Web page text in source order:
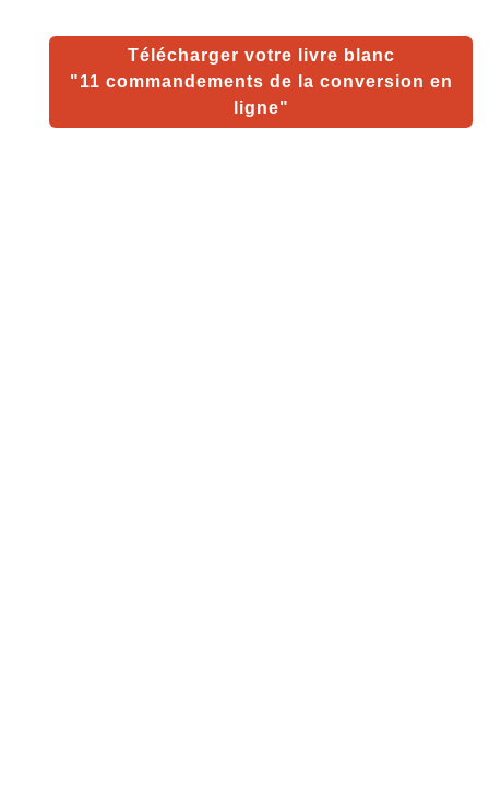
Télécharger votre livre blanc
"11 commandements de la conversion en
ligne"